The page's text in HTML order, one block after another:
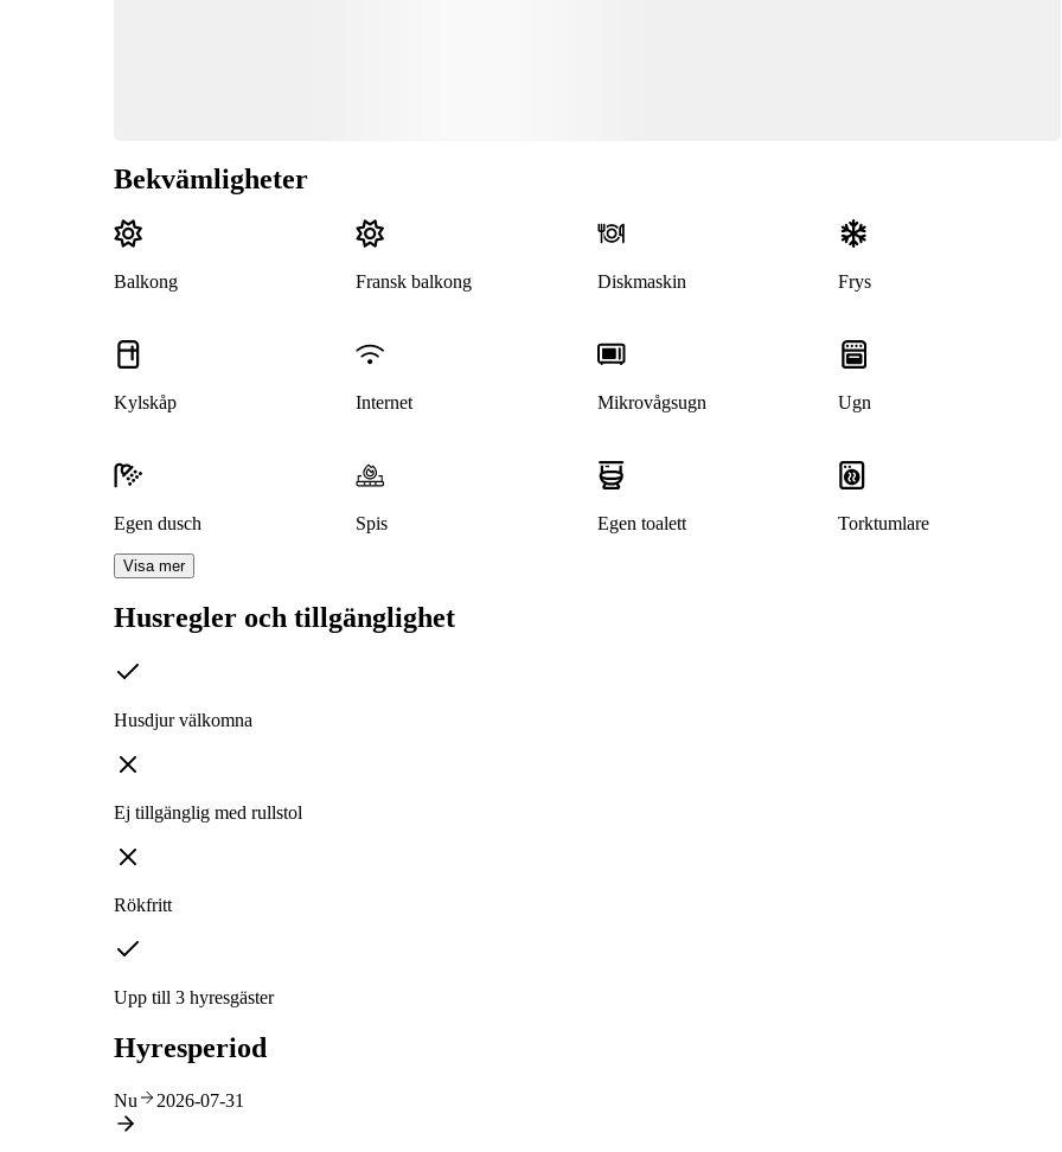
Bekvämligheter
Balkong Fransk balkong Diskmaskin Frys
Kylskåp Internet Mikrovågsugn Ugn
Egen dusch Spis Egen toalett Torktumlare
Visa mer
Husregler och tillgänglighet
Husdjur välkomna
Ej tillgänglig med rullstol
Rökfritt
Upp till 3 hyresgäster
Hyresperiod
Nu 2026-07-31